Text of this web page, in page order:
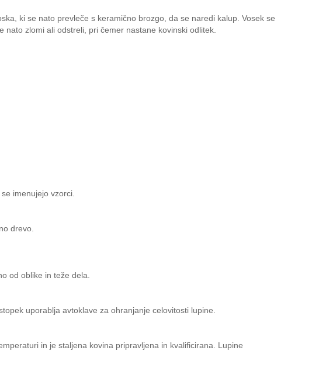
ki se nato prevleče s keramično brozgo, da se naredi kalup. Vosek se
zlomi ali odstreli, pri čemer nastane kovinski odlitek.
imenujejo vzorci.
drevo.
od oblike in teže dela.
uporablja avtoklave za ohranjanje celovitosti lupine.
in je staljena kovina pripravljena in kvalificirana. Lupine